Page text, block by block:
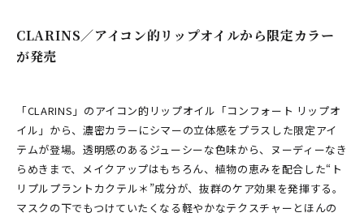
CLARINS／アイコン的リップオイルから限定カラー
が発売
「CLARINS」のアイコン的リップオイル「コンフォート リップオ
イル」から、濃密カラーにシマーの立体感をプラスした限定アイ
テムが登場。透明感のあるジューシーな色味から、ヌーディーなき
らめきまで、メイクアップはもちろん、植物の恵みを配合した“ト
リプルプラントカクテル＊”成分が、抜群のケア効果を発揮する。
マスクの下でもつけていたくなる軽やかなテクスチャーとほんの